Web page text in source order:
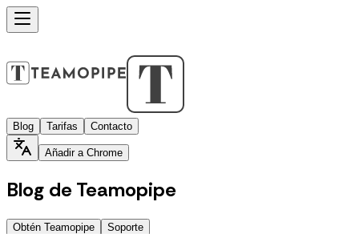
Blog Tarifas Contacto
Añadir a Chrome
Blog de Teamopipe
Obtén Teamopipe Soporte